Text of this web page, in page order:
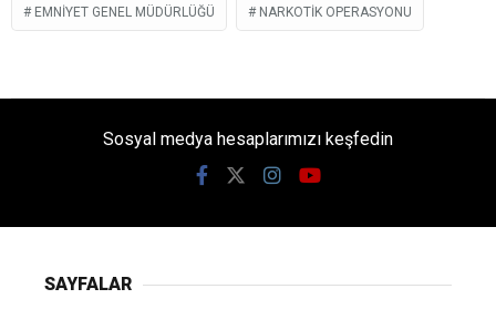
EMNIYET GENEL MÜDÜRLÜĞÜ NARKOTIK OPERASYONU
Sosyal medya hesaplarımızı keşfedin
SAYFALAR